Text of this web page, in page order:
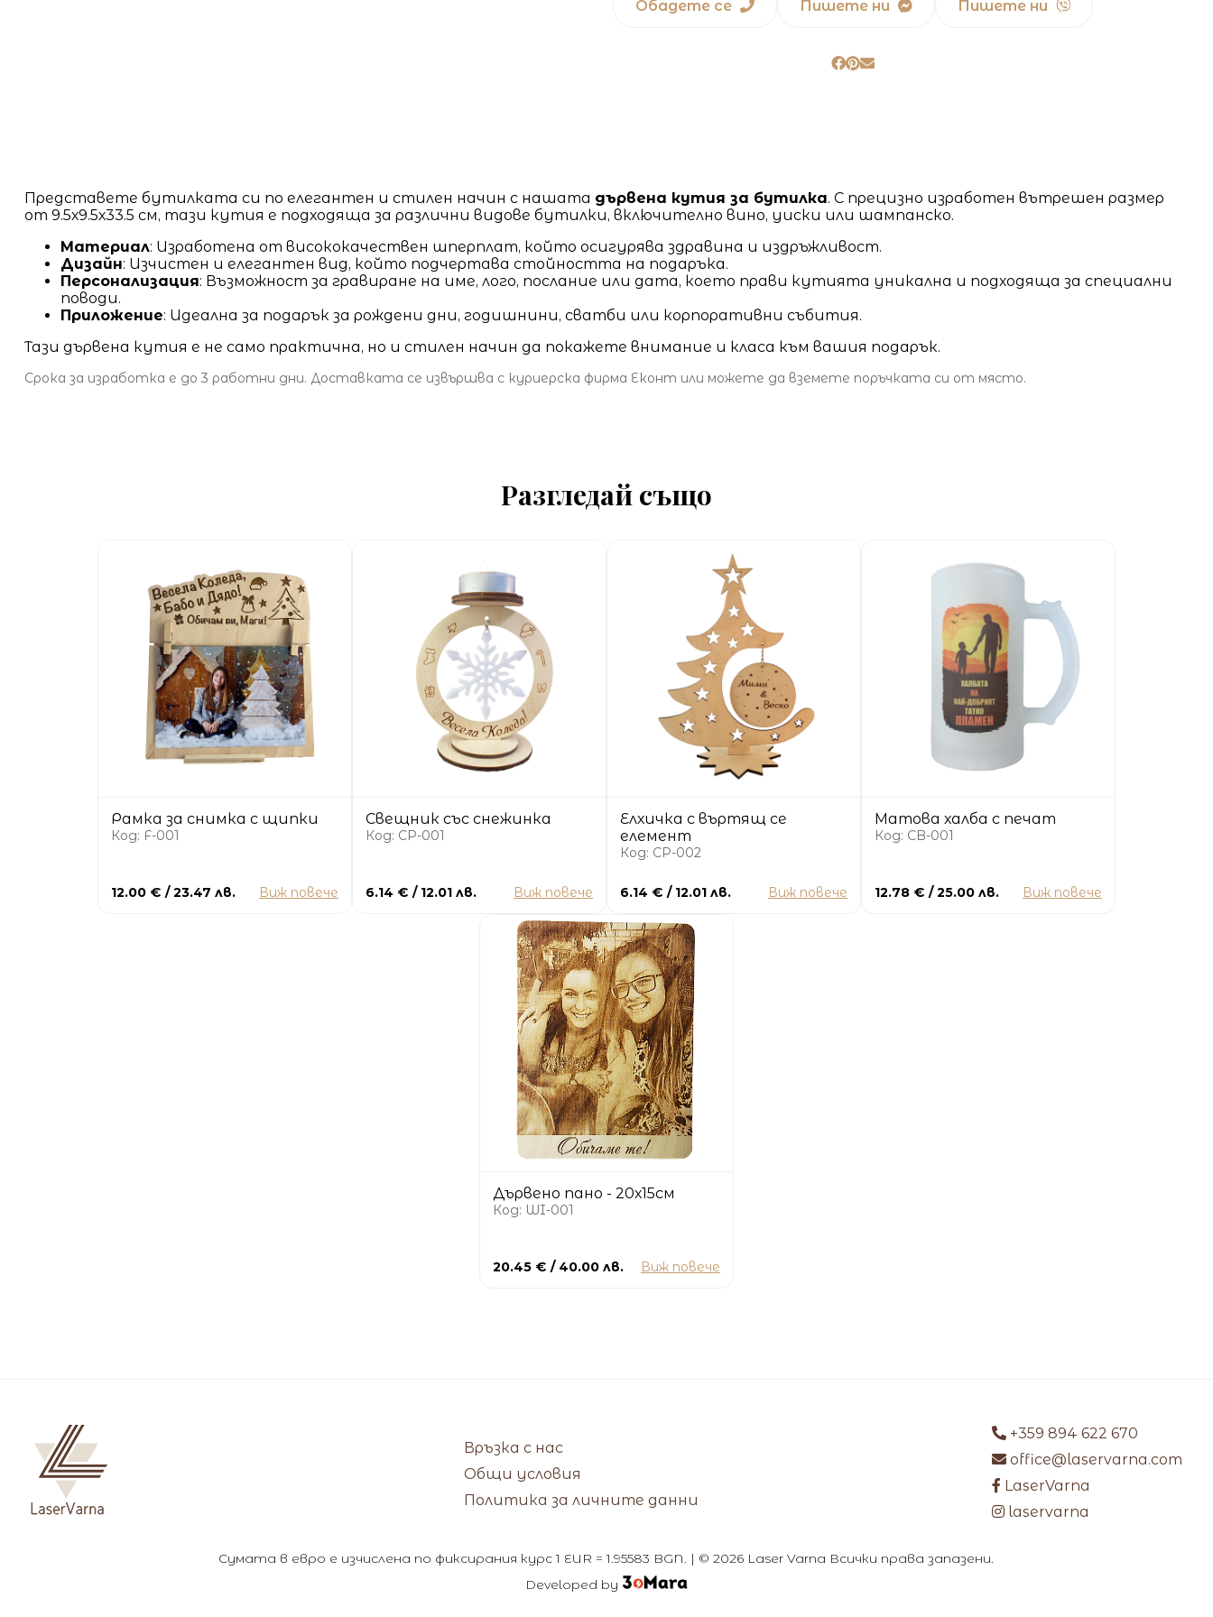
Обадете се Пишете ни Пишете ни
Представете бутилката си по елегантен и стилен начин с нашата дървена кутия за бутилка. С прецизно изработен вътрешен размер
от 9.5х9.5х33.5 см, тази кутия е подходяща за различни видове бутилки, включително вино, уиски или шампанско.
Материал: Изработена от висококачествен шперплат, който осигурява здравина и издръжливост.
Дизайн: Изчистен и елегантен вид, който подчертава стойността на подаръка.
Персонализация: Възможност за гравиране на име, лого, послание или дата, което прави кутията уникална и подходяща за специални
поводи.
Приложение: Идеална за подарък за рождени дни, годишнини, сватби или корпоративни събития.
Тази дървена кутия е не само практична, но и стилен начин да покажете внимание и класа към вашия подарък.
Срока за изработка е до 3 работни дни. Доставката се извършва с куриерска фирма Еконт или можете да вземете поръчката си от място.
Разгледай също
Рамка за снимка с щипки
Код: F-001
12.00 € / 23.47 лв. Виж повече
Свещник със снежинка
Код: CP-001
6.14 € / 12.01 лв. Виж повече
Елхичка с въртящ се
елемент
Код: CP-002
6.14 € / 12.01 лв. Виж повече
Матова халба с печат
Код: CB-001
12.78 € / 25.00 лв. Виж повече
Дървено пано - 20х15см
Код: WI-001
20.45 € / 40.00 лв. Виж повече
Връзка с нас
Общи условия
Политика за личните данни
+359 894 622 670
office@laservarna.com
LaserVarna
laservarna
Сумата в евро е изчислена по фиксирания курс 1 EUR = 1.95583 BGN. | © 2026 Laser Varna Всички права запазени.
Developed by